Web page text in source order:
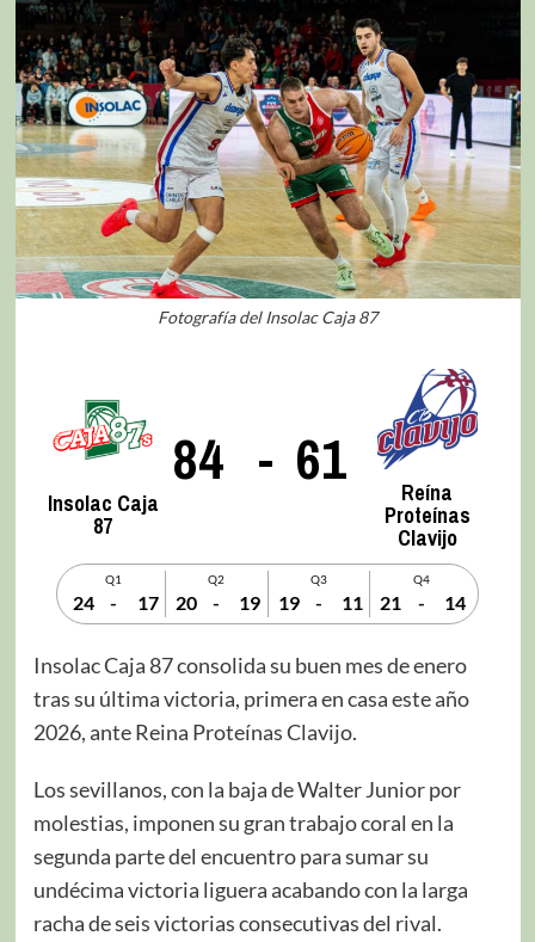
Fotografía del Insolac Caja 87
Insolac Caja
87
84 - 61 Reína
Proteínas
Clavijo
Q1
24 - 17
Q2
20 - 19
Q3
19 - 11
Q4
21 - 14
Insolac Caja 87 consolida su buen mes de enero
tras su última victoria, primera en casa este año
2026, ante Reina Proteínas Clavijo.
Los sevillanos, con la baja de Walter Junior por
molestias, imponen su gran trabajo coral en la
segunda parte del encuentro para sumar su
undécima victoria liguera acabando con la larga
racha de seis victorias consecutivas del rival.